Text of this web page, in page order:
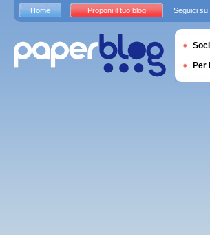
Home Proponi il tuo blog Seguici su
Per